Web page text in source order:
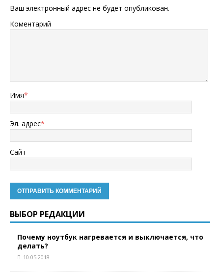
Ваш электронный адрес не будет опубликован.
Коментарий
Имя*
Эл. адрес*
Сайт
ВЫБОР РЕДАКЦИИ
Почему ноутбук нагревается и выключается, что
делать?
10.05.2018